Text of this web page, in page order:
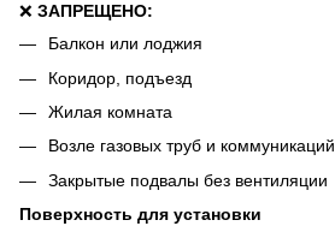
❌ ЗАПРЕЩЕНО:
Балкон или лоджия
Коридор, подъезд
Жилая комната
Возле газовых труб и коммуникаций
Закрытые подвалы без вентиляции
Поверхность для установки